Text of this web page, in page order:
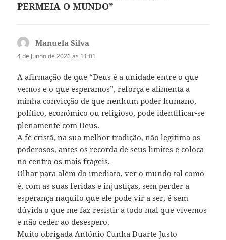
PERMEIA O MUNDO”
Manuela Silva
4 de Junho de 2026 às 11:01
A afirmação de que “Deus é a unidade entre o que
vemos e o que esperamos”, reforça e alimenta a
minha convicção de que nenhum poder humano,
político, económico ou religioso, pode identificar-se
plenamente com Deus.
A fé cristã, na sua melhor tradição, não legitima os
poderosos, antes os recorda de seus limites e coloca
no centro os mais frágeis.
Olhar para além do imediato, ver o mundo tal como
é, com as suas feridas e injustiças, sem perder a
esperança naquilo que ele pode vir a ser, é sem
dúvida o que me faz resistir a todo mal que vivemos
e não ceder ao desespero.
Muito obrigada António Cunha Duarte Justo